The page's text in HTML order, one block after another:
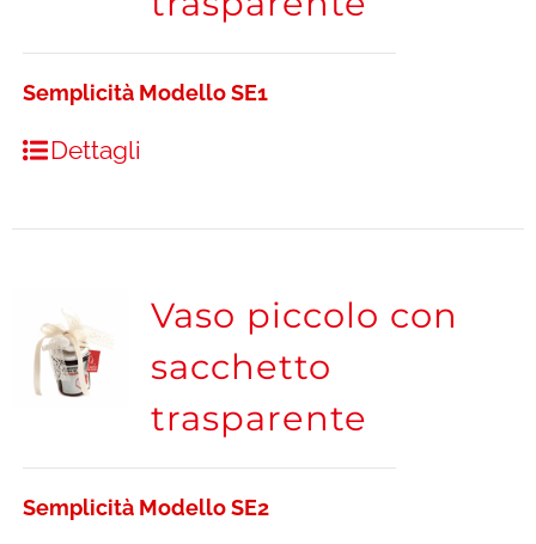
Semplicità Modello SE1
Dettagli
Vaso piccolo con
sacchetto
trasparente
Semplicità Modello SE2